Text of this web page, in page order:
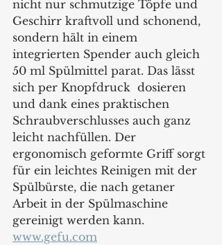
nicht nur schmutzige Töpfe und
Geschirr kraftvoll und schonend,
sondern hält in einem
integrierten Spender auch gleich
50 ml Spülmittel parat. Das lässt
sich per Knopfdruck  dosieren
und dank eines praktischen
Schraubverschlusses auch ganz
leicht nachfüllen. Der
ergonomisch geformte Griff sorgt
für ein leichtes Reinigen mit der
Spülbürste, die nach getaner
Arbeit in der Spülmaschine
gereinigt werden kann.
www.gefu.com